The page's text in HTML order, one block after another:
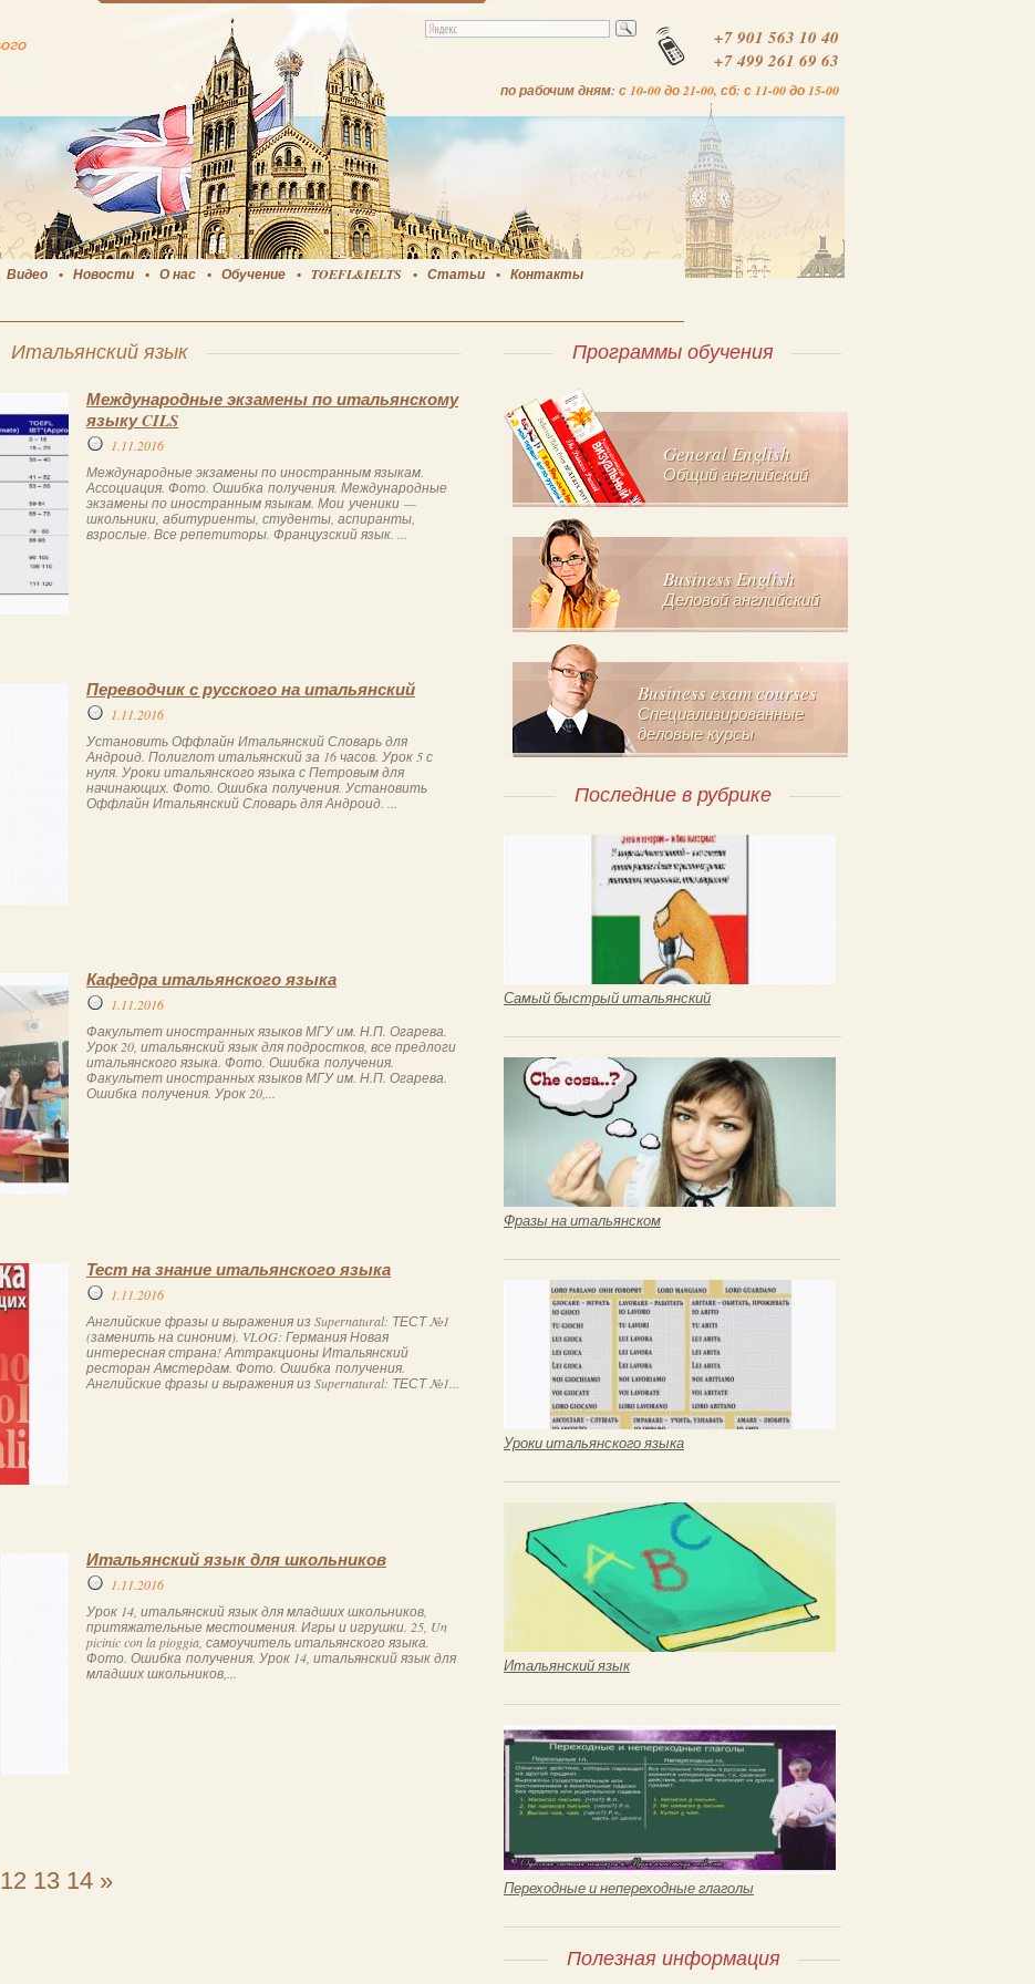
+7 901 563 10 40
+7 499 261 69 63
по рабочим дням: с 10-00 до 21-00, сб: с 11-00 до 15-00
Видео Новости О нас Обучение TOEFL&IELTS Статьи Контакты
Программы обучения
General English
Общий английский
Business English
Деловой английский
Business exam courses
Специализированные
деловые курсы
Последние в рубрике
Самый быстрый итальянский
Фразы на итальянском
Уроки итальянского языка
Итальянский язык
Переходные и непереходные глаголы
Полезная информация
Итальянский язык
Международные экзамены по итальянскому
языку CILS
1.11.2016
Международные экзамены по иностранным языкам.
Ассоциация. Фото. Ошибка получения. Международные
экзамены по иностранным языкам. Мои ученики —
школьники, абитуриенты, студенты, аспиранты,
взрослые. Все репетиторы. Французский язык. ...
Переводчик с русского на итальянский
1.11.2016
Установить Оффлайн Итальянский Словарь для
Андроид. Полиглот итальянский за 16 часов. Урок 5 с
нуля. Уроки итальянского языка с Петровым для
начинающих. Фото. Ошибка получения. Установить
Оффлайн Итальянский Словарь для Андроид. ...
Кафедра итальянского языка
1.11.2016
Факультет иностранных языков МГУ им. Н.П. Огарева.
Урок 20, итальянский язык для подростков, все предлоги
итальянского языка. Фото. Ошибка получения.
Факультет иностранных языков МГУ им. Н.П. Огарева.
Ошибка получения. Урок 20,...
Тест на знание итальянского языка
1.11.2016
Английские фразы и выражения из Supernatural: ТЕСТ №1
(заменить на синоним). VLOG: Германия Новая
интересная страна! Аттракционы Итальянский
ресторан Амстердам. Фото. Ошибка получения.
Английские фразы и выражения из Supernatural: ТЕСТ №1...
Итальянский язык для школьников
1.11.2016
Урок 14, итальянский язык для младших школьников,
притяжательные местоимения. Игры и игрушки. 25, Un
picinic con la pioggia, самоучитель итальянского языка.
Фото. Ошибка получения. Урок 14, итальянский язык для
младших школьников,...
12 13 14 »